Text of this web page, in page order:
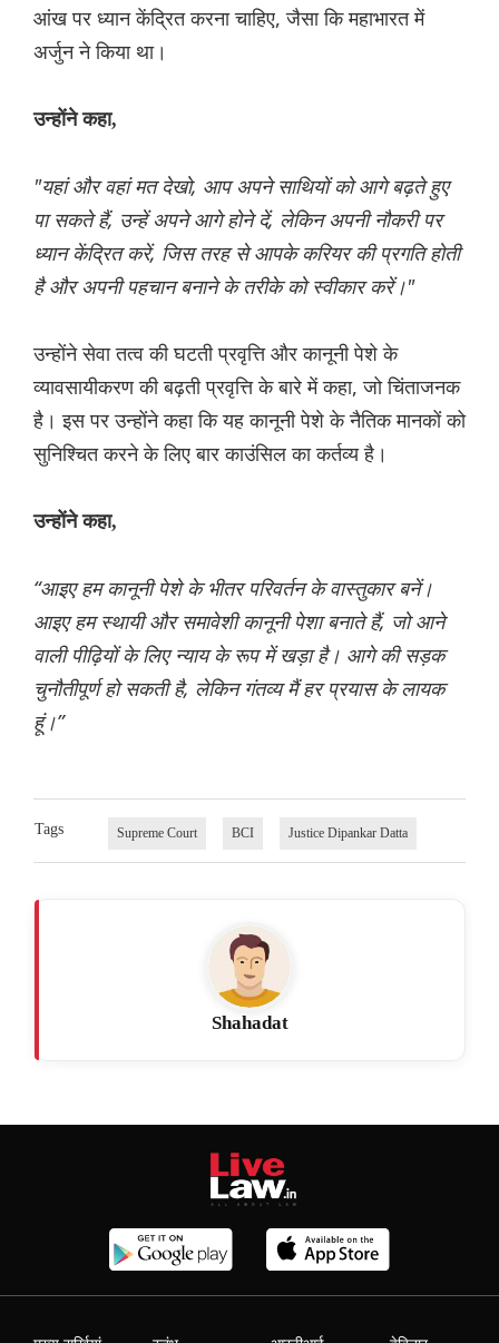
आंख पर ध्यान केंद्रित करना चाहिए, जैसा कि महाभारत में
अर्जुन ने किया था।
उन्होंने कहा,
"यहां और वहां मत देखो, आप अपने साथियों को आगे बढ़ते हुए
पा सकते हैं, उन्हें अपने आगे होने दें, लेकिन अपनी नौकरी पर
ध्यान केंद्रित करें, जिस तरह से आपके करियर की प्रगति होती
है और अपनी पहचान बनाने के तरीके को स्वीकार करें।"
उन्होंने सेवा तत्व की घटती प्रवृत्ति और कानूनी पेशे के
व्यावसायीकरण की बढ़ती प्रवृत्ति के बारे में कहा, जो चिंताजनक
है। इस पर उन्होंने कहा कि यह कानूनी पेशे के नैतिक मानकों को
सुनिश्चित करने के लिए बार काउंसिल का कर्तव्य है।
उन्होंने कहा,
“आइए हम कानूनी पेशे के भीतर परिवर्तन के वास्तुकार बनें।
आइए हम स्थायी और समावेशी कानूनी पेशा बनाते हैं, जो आने
वाली पीढ़ियों के लिए न्याय के रूप में खड़ा है। आगे की सड़क
चुनौतीपूर्ण हो सकती है, लेकिन गंतव्य मैं हर प्रयास के लायक
हूं।”
Tags Supreme Court BCI Justice Dipankar Datta
Shahadat